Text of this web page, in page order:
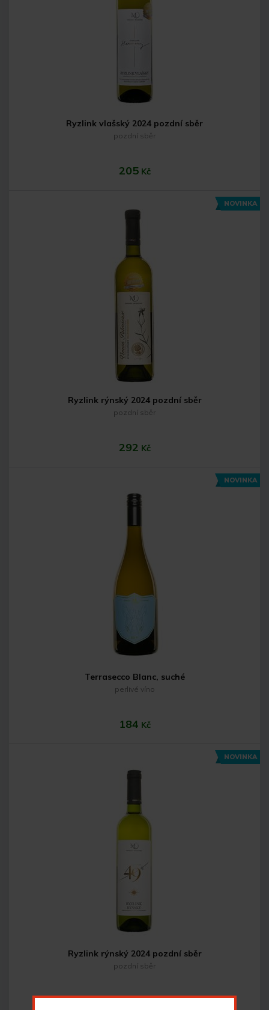
Do košíku
Ryzlink vlašský 2024 pozdní sběr
pozdní sběr
205 Kč
Do košíku
Ryzlink rýnský 2024 pozdní sběr
pozdní sběr
292 Kč
NOVINKA
Do košíku
Terrasecco Blanc, suché
perlivé víno
184 Kč
NOVINKA
Ryzlink rýnský 2024 pozdní sběr
pozdní sběr
146 Kč
NOVINKA